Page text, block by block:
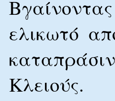
ελικωτό
Κλειούς.